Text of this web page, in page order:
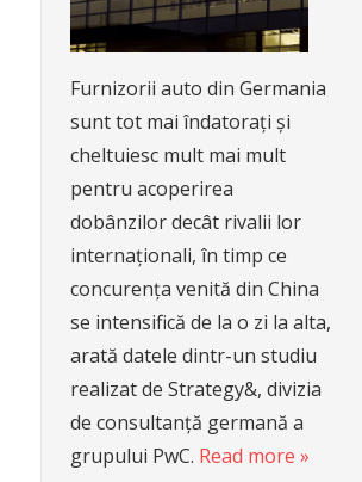
Furnizorii auto din Germania
sunt tot mai îndatorați și
cheltuiesc mult mai mult
pentru acoperirea
dobânzilor decât rivalii lor
internaționali, în timp ce
concurența venită din China
se intensifică de la o zi la alta,
arată datele dintr-un studiu
realizat de Strategy&, divizia
de consultanță germană a
grupului PwC. Read more »